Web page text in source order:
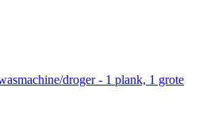
droger - 1 plank, 1 grote